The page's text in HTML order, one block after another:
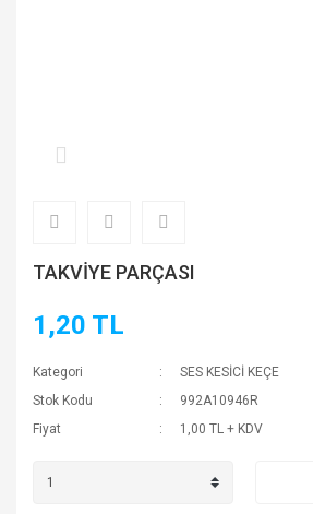
TAKVİYE PARÇASI
1,20 TL
Kategori
SES KESİCİ KEÇE
Stok Kodu
992A10946R
Fiyat
1,00 TL + KDV